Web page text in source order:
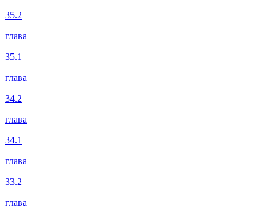
35.2
глава
35.1
глава
34.2
глава
34.1
глава
33.2
глава